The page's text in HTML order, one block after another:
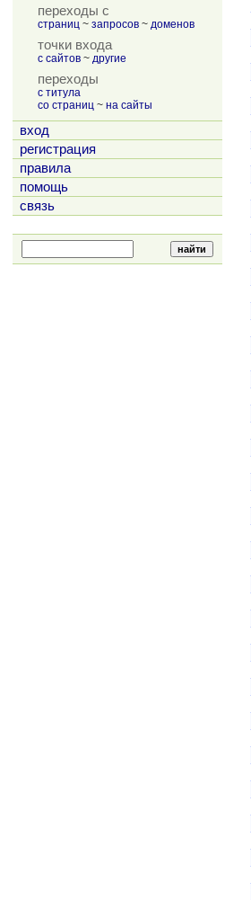
переходы с
страниц ~ запросов ~ доменов
точки входа
с сайтов ~ другие
переходы
с титула
со страниц ~ на сайты
вход
регистрация
правила
помощь
связь